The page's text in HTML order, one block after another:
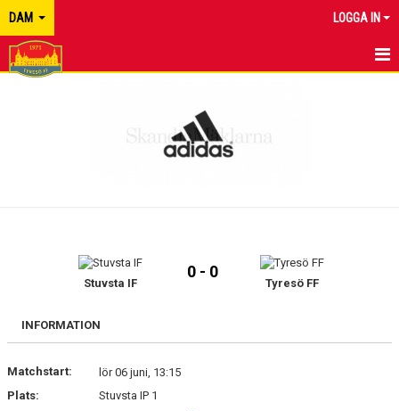
DAM LOGGA IN
DOKUMENT
Stuvsta IF
0 - 0
Tyresö FF
INFORMATION
Matchstart:
lör 06 juni, 13:15
Plats:
Stuvsta IP 1